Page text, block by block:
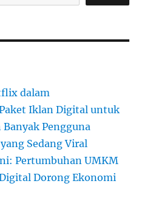
dalam
Iklan Digital untuk
Pengguna
Sedang Viral
Pertumbuhan UMKM
Dorong Ekonomi